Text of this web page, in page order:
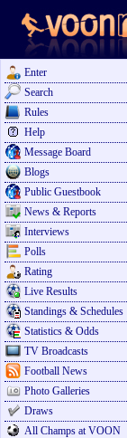
Enter
Search
Rules
Help
Message Board
Blogs
Public Guestbook
News & Reports
Interviews
Polls
Rating
Live Results
Standings & Schedules
Statistics & Odds
TV Broadcasts
Football News
Photo Galleries
Draws
All Champs at VOON